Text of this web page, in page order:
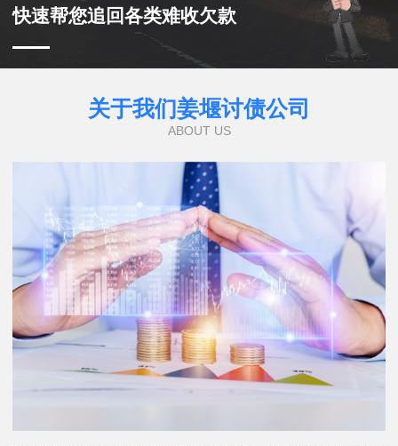
快速帮您追回各类难收欠款
关于我们姜堰讨债公司
ABOUT US